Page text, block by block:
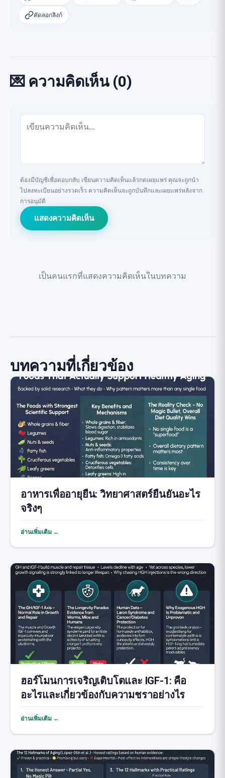
คัดลอกลิงก์
💌 ความคิดเห็น (0)
ต้องมีบัญชีเพื่อตอบกลับ เขียนความคิดเห็นแล้วกดเผยแพร่ คุณจะถูกนำ
ไปลงทะเบียนอย่างรวดเร็ว ความคิดเห็นจะถูกบันทึกและเผยแพร่หลังจาก
การอนุมัติ
แสดงความคิดเห็น
เป็นคนแรกที่แสดงความคิดเห็นในบทความ
บทความที่เกี่ยวข้อง
อาหารเพื่ออายุยืน: วิทยาศาสตร์ยืนยันอะไร
จริงๆ
อ่านเพิ่มเติม ←
ฮอร์โมนการเจริญเติบโตและ IGF-1: คือ
อะไรและเกี่ยวข้องกับความชราอย่างไร
อ่านเพิ่มเติม ←